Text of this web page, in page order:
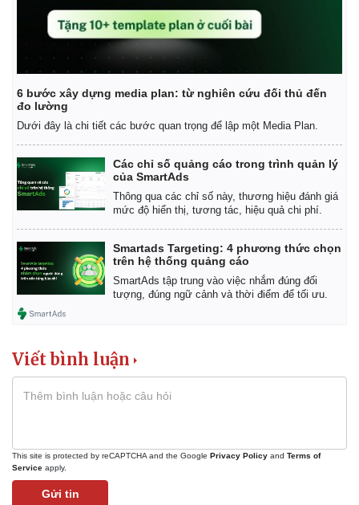
Kinh tế
Khởi nghiệp
Chứng khoán
6 bước xây dựng media plan: từ nghiên cứu đối thủ đến
đo lường
Dưới đây là chi tiết các bước quan trọng để lập một Media Plan.
Các chỉ số quảng cáo trong trình quản lý
của SmartAds
Thông qua các chỉ số này, thương hiệu đánh giá
mức độ hiển thị, tương tác, hiệu quả chi phí.
Smartads Targeting: 4 phương thức chọn
trên hệ thống quảng cáo
SmartAds tập trung vào việc nhắm đúng đối
tượng, đúng ngữ cảnh và thời điểm để tối ưu.
Viết bình luận
This site is protected by reCAPTCHA and the Google Privacy Policy and Terms of
Service apply.
Gửi tin